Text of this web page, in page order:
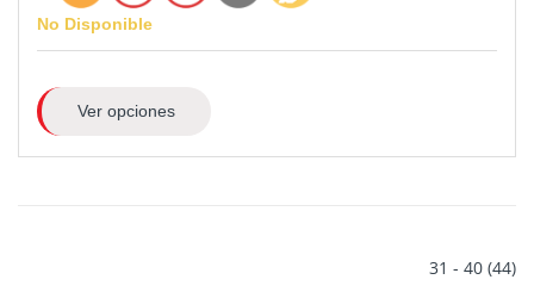
No Disponible
Ver opciones
31 - 40 (44)